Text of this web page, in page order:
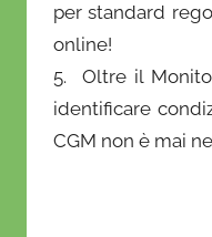
per standard
online!
5. Oltre il
identificare
CGM non è mai